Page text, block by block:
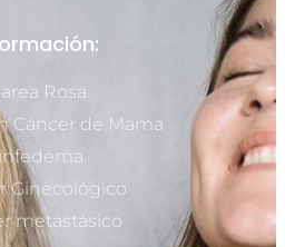
Rosa
Cáncer de Mama
Ginecológico
metastásico